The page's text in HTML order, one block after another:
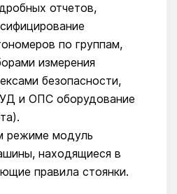
отчетов,
по группам,
измерения
безопасности,
и ОПС оборудование
режиме модуль
находящиеся в
правила стоянки.